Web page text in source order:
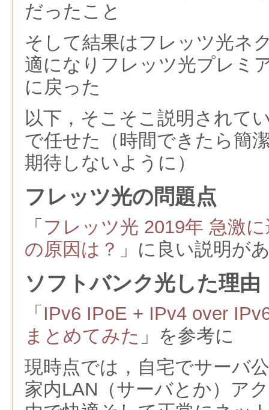
だったこと
そして結果はフレッツ光ネ
適になりフレッツ光プレミ
に戻った
以下，そこそこ説明されて
で任せた（時間できたら簡
期待しないように）
フレッツ光の問題点
「 フレッツ光 2019年 急激
の原因は？ 」に良い説明が
ソフトバンク光した理由
「 IPv6 IPoE + IPv4 over
まとめてみた 」を参考に
現時点では，自宅でサーバ
家内LAN（サーバとか）ア